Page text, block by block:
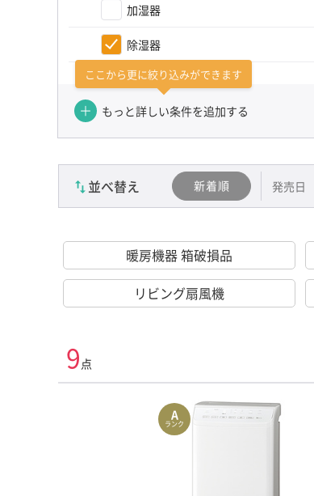
加湿器
除湿器
季節家電その他
ここから更に絞り込みができます
もっと詳しい条件を追加する
並べ替え 新着順 発売日
暖房機器 箱破損品
リビング扇風機
9 点
A
ランク